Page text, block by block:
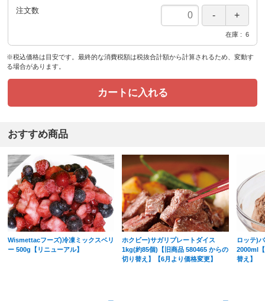
注文数
在庫 6
※税込価格は目安です。最終的な消費税額は税抜合計額から計算されるため、変動す
る場合があります。
カートに入れる
おすすめ商品
Wismettacフーズ)冷凍ミックスベリ
ー 500g【リニューアル】
ホクビー)サガリプレートダイス
1kg(約85個)【旧商品 580465 からの
切り替え】【6月より価格変更】
ロッテ)
2000ml
替え】